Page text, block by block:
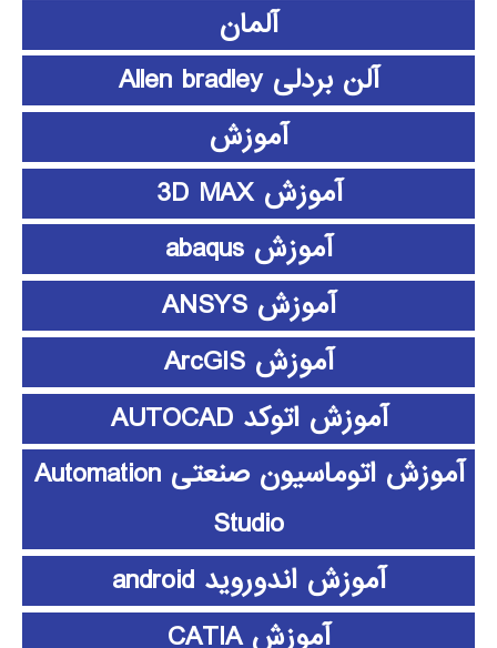
آلمان
آلن بردلی Allen bradley
آموزش
آموزش 3D MAX
آموزش abaqus
آموزش ANSYS
آموزش ArcGIS
آموزش اتوکد AUTOCAD
آموزش اتوماسیون صنعتی Automation
Studio
آموزش اندوروید android
آموزش CATIA